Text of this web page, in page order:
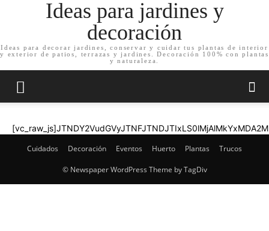
Ideas para jardines y
decoración
Ideas para decorar jardines, conservar y cuidar tus plantas de interior
y exterior de patios, terrazas y jardines. Decoración 100% con plantas
y naturaleza.
Cuidados
Decoración Eventos Huerto Plantas Trucos
© Newspaper WordPress Theme by TagDiv